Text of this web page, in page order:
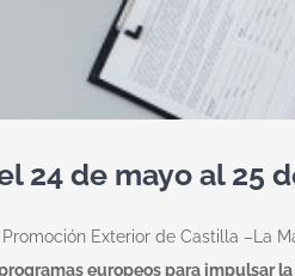
24 de mayo al 25
Exterior de Castilla –La
europeos para impulsar